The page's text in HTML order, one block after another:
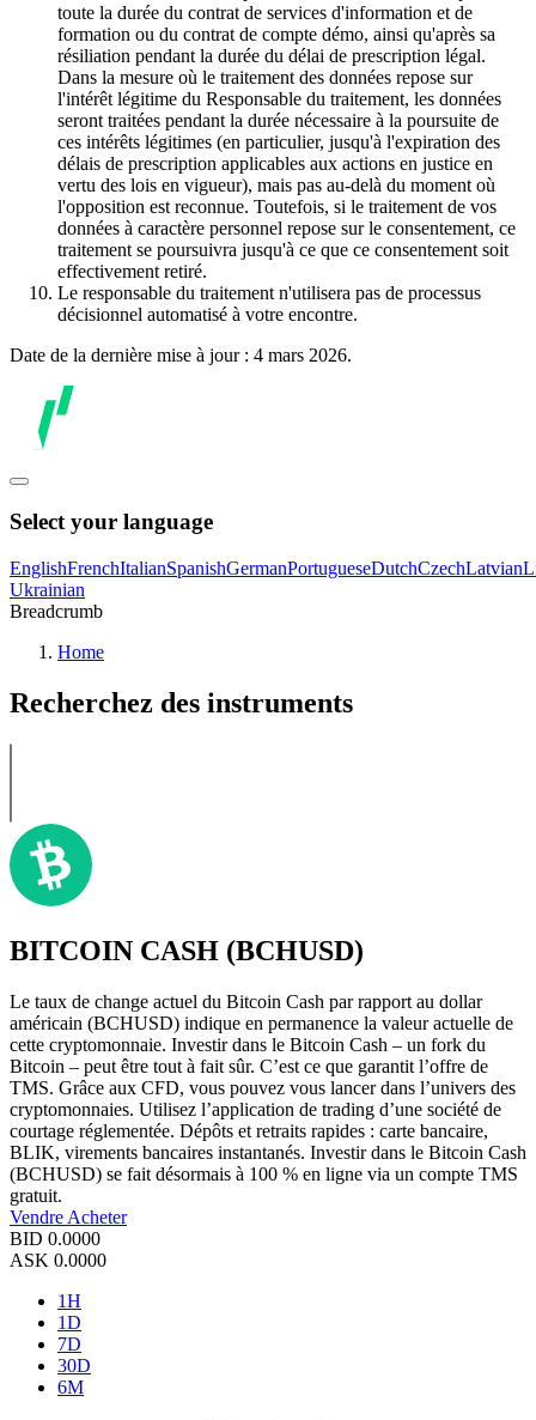
toute la durée du contrat de services d'information et de
formation ou du contrat de compte démo, ainsi qu'après sa
résiliation pendant la durée du délai de prescription légal.
Dans la mesure où le traitement des données repose sur
l'intérêt légitime du Responsable du traitement, les données
seront traitées pendant la durée nécessaire à la poursuite de
ces intérêts légitimes (en particulier, jusqu'à l'expiration des
délais de prescription applicables aux actions en justice en
vertu des lois en vigueur), mais pas au-delà du moment où
l'opposition est reconnue. Toutefois, si le traitement de vos
données à caractère personnel repose sur le consentement, ce
traitement se poursuivra jusqu'à ce que ce consentement soit
effectivement retiré.
Le responsable du traitement n'utilisera pas de processus
décisionnel automatisé à votre encontre.
Date de la dernière mise à jour : 4 mars 2026.
Select your language
EnglishFrenchItalianSpanishGermanPortugueseDutchCzechLatvian
Ukrainian
Breadcrumb
Home
Recherchez des instruments
BITCOIN CASH (BCHUSD)
Le taux de change actuel du Bitcoin Cash par rapport au dollar
américain (BCHUSD) indique en permanence la valeur actuelle de
cette cryptomonnaie. Investir dans le Bitcoin Cash – un fork du
Bitcoin – peut être tout à fait sûr. C’est ce que garantit l’offre de
TMS. Grâce aux CFD, vous pouvez vous lancer dans l’univers des
cryptomonnaies. Utilisez l’application de trading d’une société de
courtage réglementée. Dépôts et retraits rapides : carte bancaire,
BLIK, virements bancaires instantanés. Investir dans le Bitcoin Cash
(BCHUSD) se fait désormais à 100 % en ligne via un compte TMS
gratuit.
Vendre Acheter
BID 0.0000
ASK 0.0000
1H
1D
7D
30D
6M